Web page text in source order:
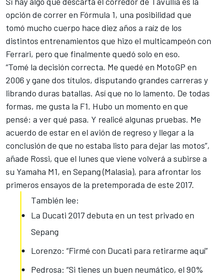
opción de correr en Fórmula 1, una posibilidad que
tomó mucho cuerpo hace diez años a raíz de los
distintos entrenamientos que hizo el multicampeón con
Ferrari, pero que finalmente quedó solo en eso.
“Tomé la decisión correcta. Me quedé en MotoGP en
2006 y gane dos títulos, disputando grandes carreras y
librando duras batallas. Así que no lo lamento. De todas
formas, me gusta la F1. Hubo un momento en que
pensé: a ver qué pasa. Y realicé algunas pruebas. Me
acuerdo de estar en el avión de regreso y llegar a la
conclusión de que no estaba listo para dejar las motos”,
añade Rossi, que el lunes que viene volverá a subirse a
su Yamaha M1, en Sepang (Malasia), para afrontar los
primeros ensayos de la pretemporada de este 2017.
También lee:
La Ducati 2017 debuta en un test privado en
Sepang
Lorenzo: “Firmé con Ducati para retirarme aquí”
Pedrosa: “Si tienes un buen neumático, el 90%